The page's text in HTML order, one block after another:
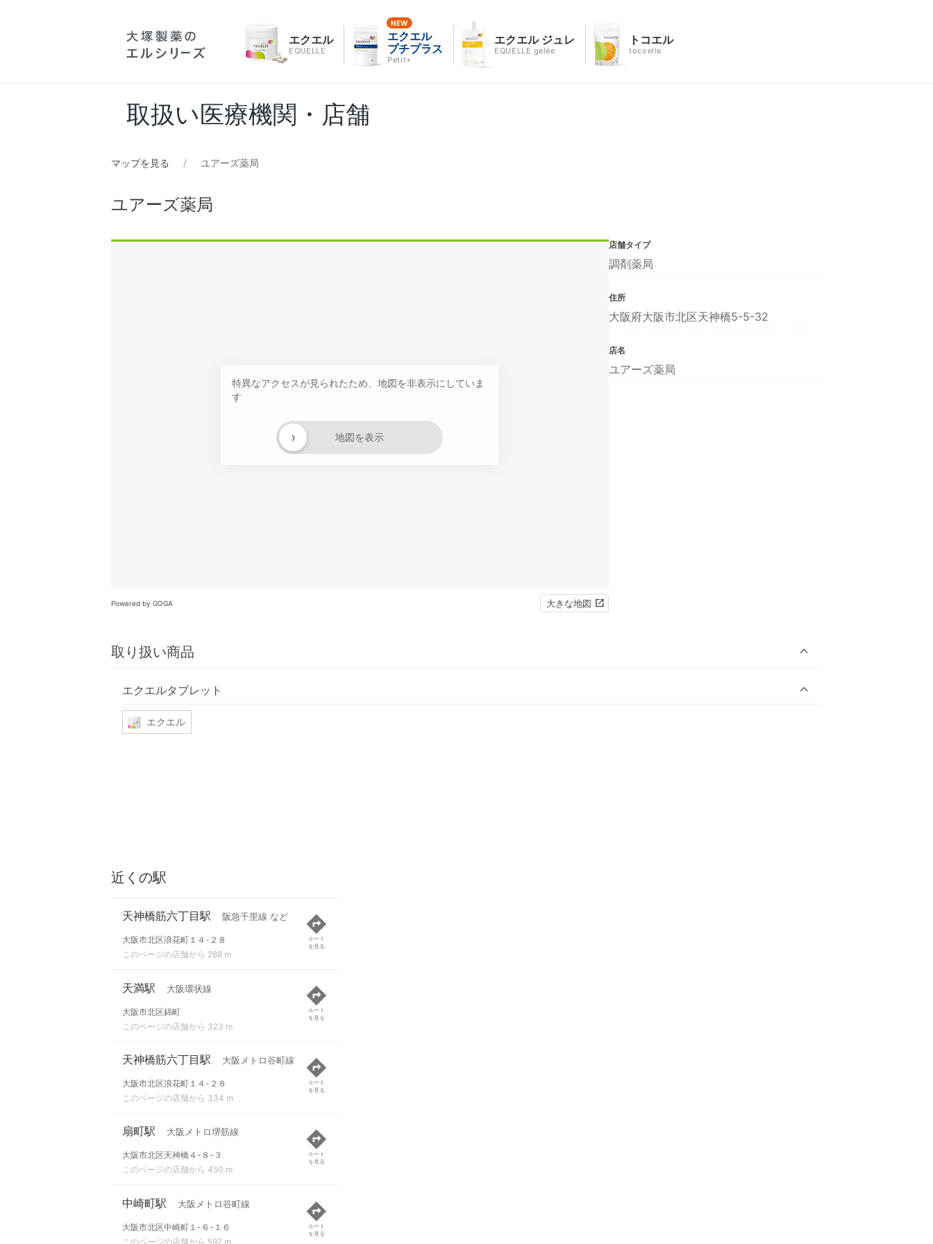
エクエル
EQUELLE
エクエル
プチプラス
Petit+
エクエル ジュレ
EQUELLE gelée
トコエル
tocoelle
取扱い医療機関・店舗
マップを見る ユアーズ薬局
ユアーズ薬局
特異なアクセスが見られたため、地図を非表示にしていま
す
地図を表示
›
Powered by GOGA 大きな地図
取り扱い商品
エクエルタブレット
エクエル
店舗タイプ
調剤薬局
住所
大阪府大阪市北区天神橋5-5-32
店名
ユアーズ薬局
近くの駅
天神橋筋六丁目駅 阪急千里線 など
大阪市北区浪花町１４-２８
このページの店舗から 288 m
ルート
を見る
天満駅 大阪環状線
大阪市北区錦町
このページの店舗から 323 m
ルート
を見る
天神橋筋六丁目駅 大阪メトロ谷町線
大阪市北区浪花町１４-２８
このページの店舗から 334 m
ルート
を見る
扇町駅 大阪メトロ堺筋線
大阪市北区天神橋４-８-３
このページの店舗から 450 m
ルート
を見る
中崎町駅 大阪メトロ谷町線
大阪市北区中崎町１-６-１６
このページの店舗から 597 m
ルート
を見る